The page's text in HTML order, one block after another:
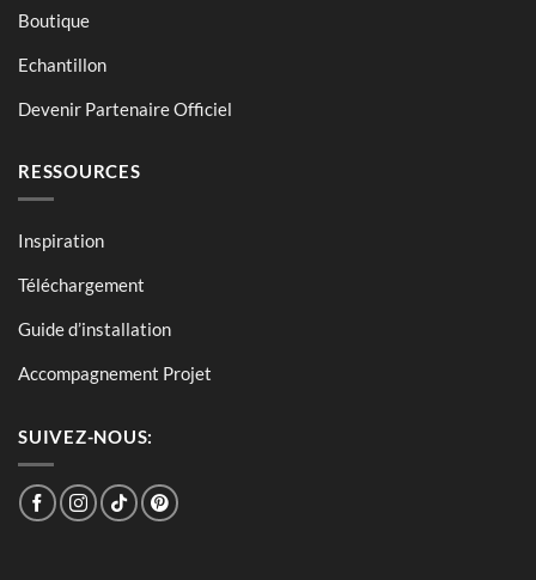
Boutique
Echantillon
Devenir Partenaire Officiel
RESSOURCES
Inspiration
Téléchargement
Guide d’installation
Accompagnement Projet
SUIVEZ-NOUS: